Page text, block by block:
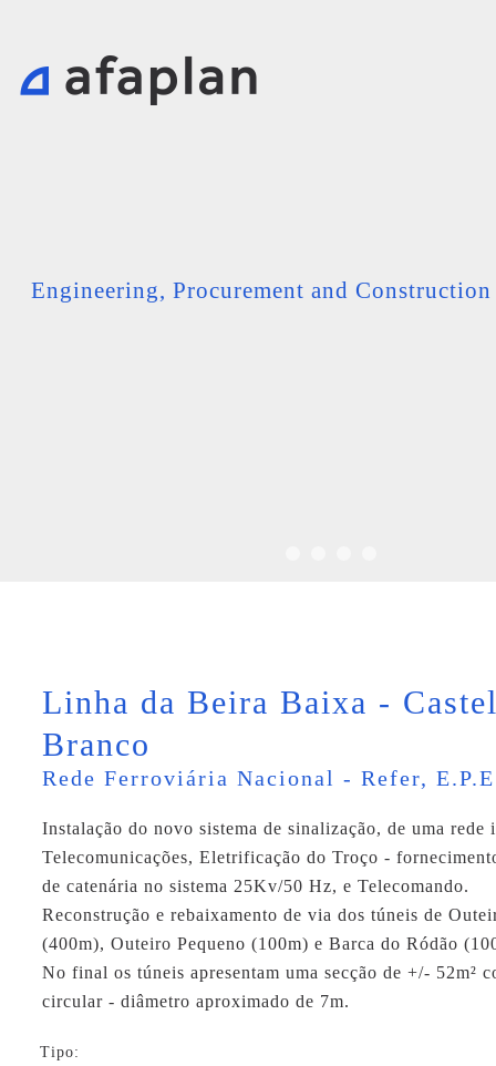
Engineering, Procurement and Construction
Linha da Beira Baixa -
Branco
Rede Ferroviária Nacional - Refer,
Instalação do novo sistema de sinalização, de uma rede
Telecomunicações, Eletrificação do Troço -
de catenária no sistema 25Kv/50 Hz, e Telecomando.
Reconstrução e rebaixamento de via dos túneis de
(400m), Outeiro Pequeno (100m) e Barca do Ródão
No final os túneis apresentam uma secção de +/- 52m²
circular - diâmetro aproximado de 7m.
Tipo: